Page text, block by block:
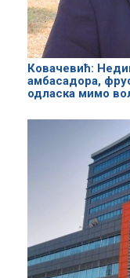
Ковачевић:
амбасадора,
одласка мимо